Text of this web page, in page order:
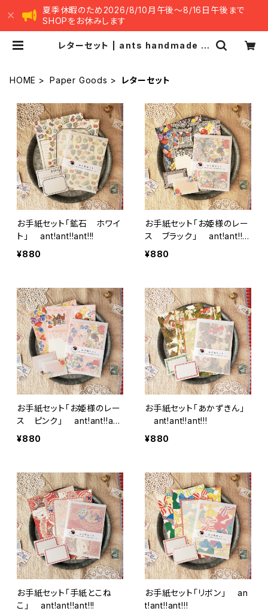
夏季休暇のため2026/8/10月午後～8/16日午後まで
SHOPをお休みします
レターセット | ants handmade m
HOME
Paper Goods レターセット
お手紙セット「鉱石 ホワイ
ト」 ant!ant!!ant!!!
¥880
お手紙セット「お姫様のレー
ス ブラック」 ant!ant!!a
nt!!!
¥880
お手紙セット「お姫様のレー
ス ピンク」 ant!ant!!an
t!!!
¥880
お手紙セット「あかずきん」
ant!ant!!ant!!!
¥880
お手紙セット「手紙とこね
こ」 ant!ant!!ant!!!
お手紙セット「リボン」 an
t!ant!!ant!!!